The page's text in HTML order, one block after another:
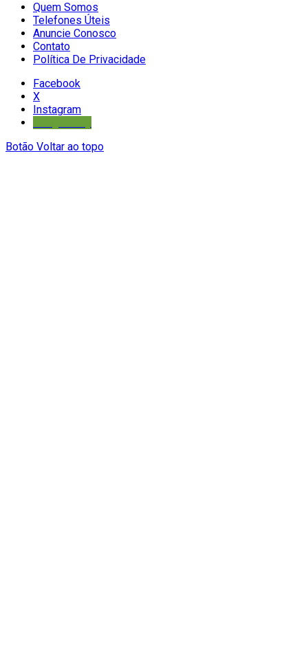
Quem Somos
Telefones Úteis
Anuncie Conosco
Contato
Política De Privacidade
Facebook
X
Instagram
Botão Voltar ao topo